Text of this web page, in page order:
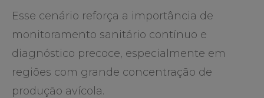
Esse cenário reforça a importância de
monitoramento sanitário contínuo e
diagnóstico precoce, especialmente em
regiões com grande concentração de
produção avícola.